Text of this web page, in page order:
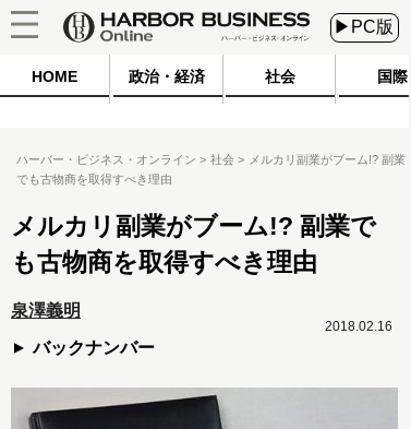
▶PC版
HOME 政治・経済 社会 国際
ハーバー・ビジネス・オンライン 社会
メルカリ副業がブーム!? 副業
でも古物商を取得すべき理由
メルカリ副業がブーム!? 副業で
も古物商を取得すべき理由
泉澤義明
バックナンバー
2018.02.16